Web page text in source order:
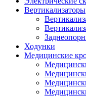
Вертикализаторы
Ходунки
Медицинские